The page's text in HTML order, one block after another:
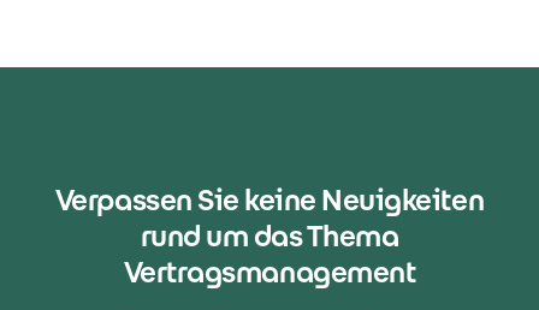
Verpassen Sie keine Neuigkeiten
rund um das Thema
Vertragsmanagement